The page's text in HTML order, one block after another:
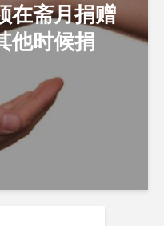
在斋月捐赠
他时候捐